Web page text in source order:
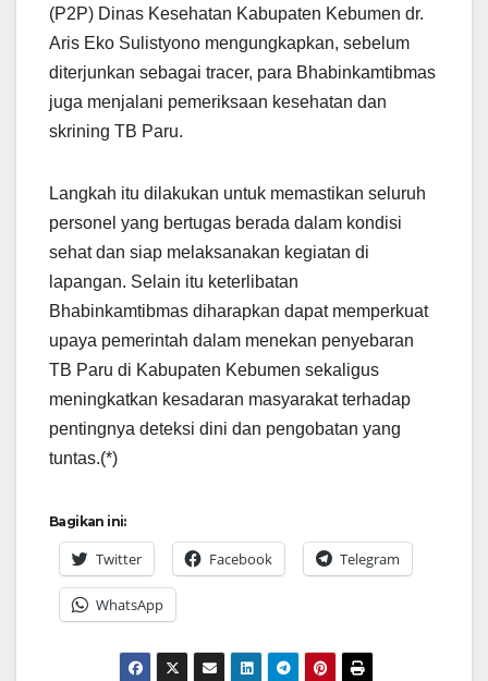
(P2P) Dinas Kesehatan Kabupaten Kebumen dr.
Aris Eko Sulistyono mengungkapkan, sebelum
diterjunkan sebagai tracer, para Bhabinkamtibmas
juga menjalani pemeriksaan kesehatan dan
skrining TB Paru.
Langkah itu dilakukan untuk memastikan seluruh
personel yang bertugas berada dalam kondisi
sehat dan siap melaksanakan kegiatan di
lapangan. Selain itu keterlibatan
Bhabinkamtibmas diharapkan dapat memperkuat
upaya pemerintah dalam menekan penyebaran
TB Paru di Kabupaten Kebumen sekaligus
meningkatkan kesadaran masyarakat terhadap
pentingnya deteksi dini dan pengobatan yang
tuntas.(*)
Bagikan ini:
Twitter Facebook Telegram
WhatsApp